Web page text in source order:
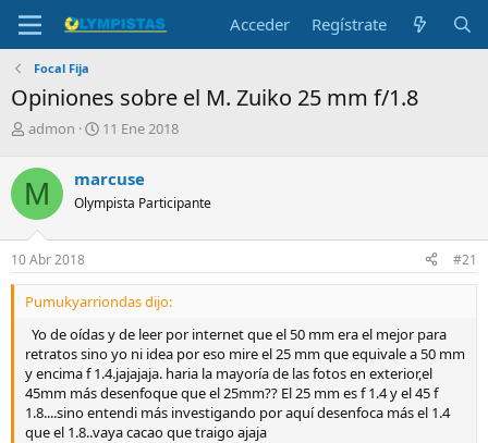
Acceder Regístrate
Focal Fija
Opiniones sobre el M. Zuiko 25 mm f/1.8
I
i
c
i
a
d
o
r
d
t
e
m
a
admon
F
h
a
e
n
i
i
o
11 Ene 2018
M marcuse
Olympista Participante
10 Abr 2018 #21
Pumukyarriondas dijo:
Yo de oídas y de leer por internet que el 50 mm era el mejor para
retratos sino yo ni idea por eso mire el 25 mm que equivale a 50 mm
y encima f 1.4.jajajaja. haria la mayoría de las fotos en exterior,el
45mm más desenfoque que el 25mm?? El 25 mm es f 1.4 y el 45 f
1.8....sino entendi más investigando por aquí desenfoca más el 1.4
que el 1.8..vaya cacao que traigo ajaja